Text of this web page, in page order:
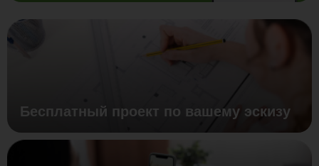
Бесплатный проект по вашему эскизу